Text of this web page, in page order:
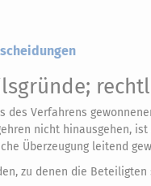
Verfahrens
nicht hinausgehen,
Überzeugung leitend
zu denen die